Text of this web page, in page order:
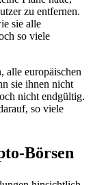
zu entfernen.
sie alle
so viele
alle europäischen
sie ihnen nicht
nicht endgültig.
so viele
Börsen